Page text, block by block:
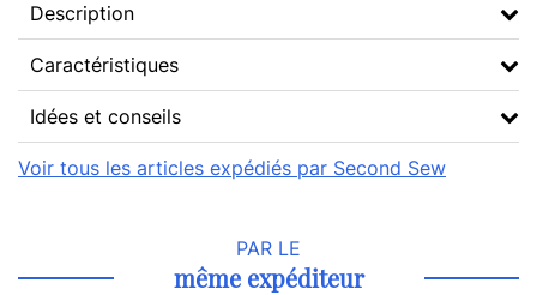
Description
Caractéristiques
Idées et conseils
Voir tous les articles expédiés par Second Sew
PAR LE
même expéditeur